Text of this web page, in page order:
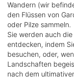
Wandern (wir
den Flüssen von
oder Pilze sammeln.
Sie werden auch
entdecken, indem
besuchen, oder,
Landschaften
nach dem